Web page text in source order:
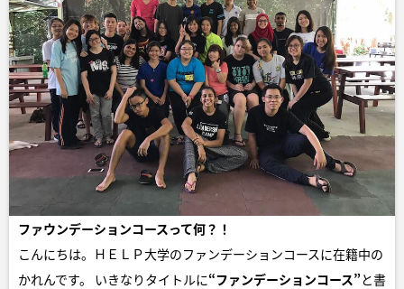
ファウンデーションコースって何？！
こんにちは。ＨＥＬＰ大学のファンデーションコースに在籍中の
かれんです。 いきなりタイトルに“ファンデーションコース”と書